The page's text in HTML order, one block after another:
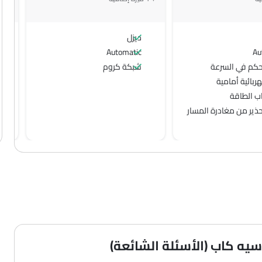
في السرعة
أمامية
الطاقة
من مغادرة المسار
ديزل
Automatic
شبكة كروم
كاب (الأسئلة الشائعة)